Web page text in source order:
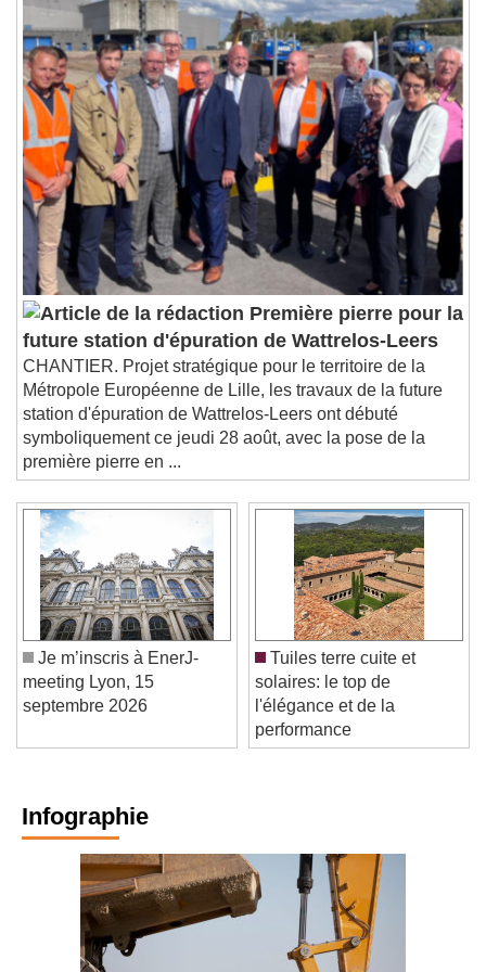
Première pierre pour la
future station d'épuration de Wattrelos-Leers
CHANTIER. Projet stratégique pour le territoire de la
Métropole Européenne de Lille, les travaux de la future
station d'épuration de Wattrelos-Leers ont débuté
symboliquement ce jeudi 28 août, avec la pose de la
première pierre en ...
Je m’inscris à EnerJ-
meeting Lyon, 15
Tuiles terre cuite et
solaires: le top de
l'élégance et de la
performance
Infographie